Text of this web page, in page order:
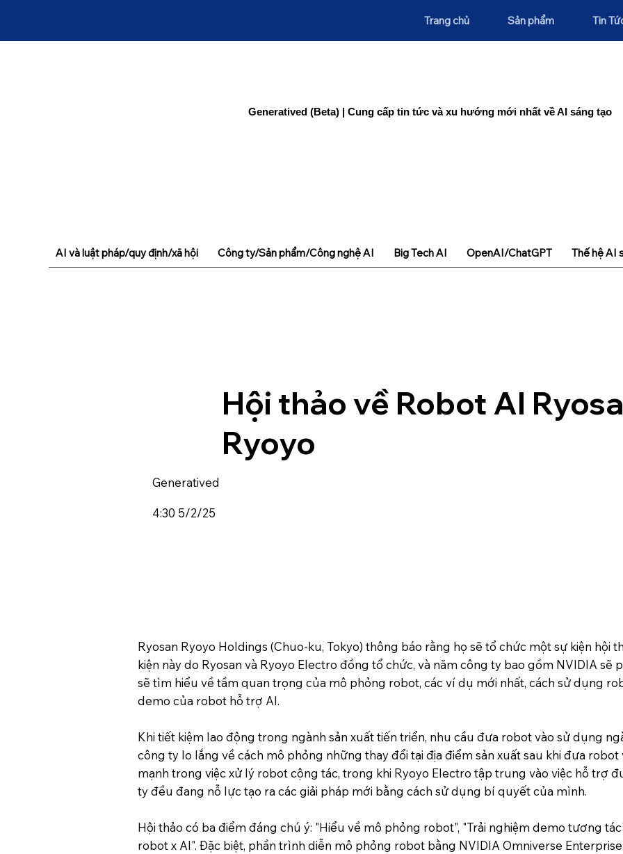
Trang chủ Sản phẩm Tin
Generatived (Beta) | Cung cấp tin tức và xu hướng mới nhất về AI sáng tạo
Hội thảo về Robot AI
Ryoyo
Generatived
4:30 5/2/25
Ryosan Ryoyo Holdings (Chuo-ku, Tokyo) thông báo rằng họ sẽ tổ chức một sự kiện hội
kiện này do Ryosan và Ryoyo Electro đồng tổ chức, và năm công ty bao gồm NVIDIA sẽ
sẽ tìm hiểu về tầm quan trọng của mô phỏng robot, các ví dụ mới nhất, cách sử dụng
demo của robot hỗ trợ AI.
Khi tiết kiệm lao động trong ngành sản xuất tiến triển, nhu cầu đưa robot vào sử dụng
công ty lo lắng về cách mô phỏng những thay đổi tại địa điểm sản xuất sau khi đưa robot
mạnh trong việc xử lý robot cộng tác, trong khi Ryoyo Electro tập trung vào việc hỗ trợ
ty đều đang nỗ lực tạo ra các giải pháp mới bằng cách sử dụng bí quyết của mình.
Hội thảo có ba điểm đáng chú ý: "Hiểu về mô phỏng robot", "Trải nghiệm demo tương
robot x AI". Đặc biệt, phần trình diễn mô phỏng robot bằng NVIDIA Omniverse
AI và luật pháp/quy định/xã hội Công ty/Sản phẩm/Công nghệ AI Big Tech AI OpenAI/ChatGPT Thế hệ AI